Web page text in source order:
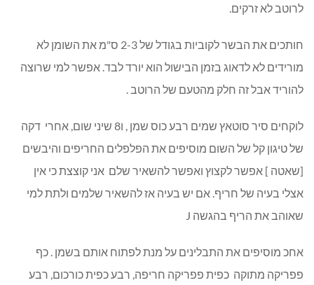
לרוטב לא זרקים.
חותכים את הבשר לקוביות בגודל של 2-3 ס"מ את השומן לא
מורידים לא לדאוג בזמן הבישול הוא יורד לבד. אפשר למי שרוצה
להוריד אבל זה חלק מהטעם של הרוטב .
לוקחים סיר סוטאץ שמים רבע כוס שמן , ו8 שיני שום, אחרי דקה
של טיגון קל של השום מוסיפים את הפלפלים החריפים והיבשים
[שאטה ] אפשר לקצוץ ואפשר להשאיר שלם אני קוצצת כי אין
אצלי בעיה של חריף. אם יש בעיה אז להשאיר שלמים ולתת למי
שאוהב את הריף בהגשה J
אחכ מוסיפים את התבלינים על מנת לפתוח אותם בשמן . כף
פפריקה מתוקה כפית פפריקה חריפה, רבע כפית כורכום, רבע